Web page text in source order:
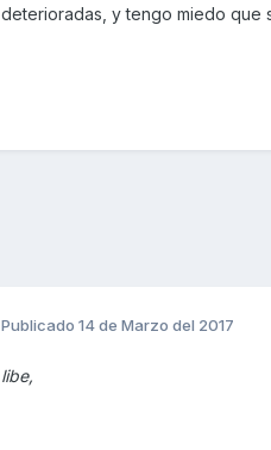
deterioradas, y tengo miedo que
Publicado 14 de Marzo del 2017
libe,